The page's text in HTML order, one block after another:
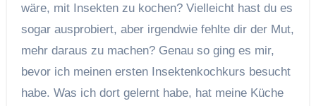
wäre, mit Insekten zu kochen? Vielleicht hast du es
sogar ausprobiert, aber irgendwie fehlte dir der Mut,
mehr daraus zu machen? Genau so ging es mir,
bevor ich meinen ersten Insektenkochkurs besucht
habe. Was ich dort gelernt habe, hat meine Küche